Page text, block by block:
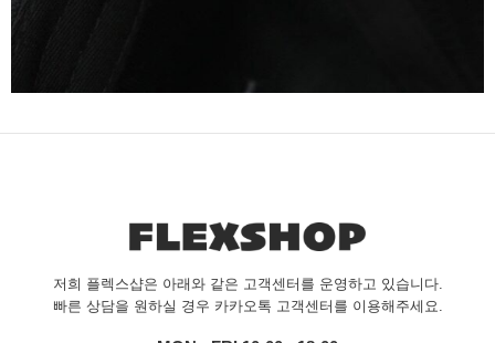
저희 플렉스샵은 아래와 같은 고객센터를 운영하고 있습니다.
빠른 상담을 원하실 경우 카카오톡 고객센터를 이용해주세요.